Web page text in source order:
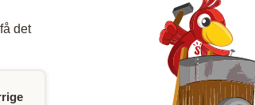
det